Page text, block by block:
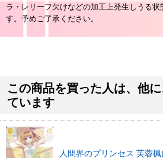
ラ・レリーフ欠けなどの加工上発生しうる状
す。予めご了承ください。
この商品を買った人は、他
ています
人間界のプリンセス 芙蓉楓